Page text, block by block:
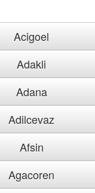
Acigoel
Adakli
Adana
Adilcevaz
Afsin
Agacoren